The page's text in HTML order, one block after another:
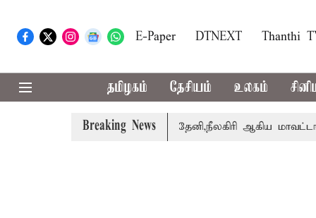
E-Paper DTNEXT Thanthi
தமிழகம் தேசியம் உலகம்
Breaking News
கோவை, தேனி,நீலகிரி ஆகிய